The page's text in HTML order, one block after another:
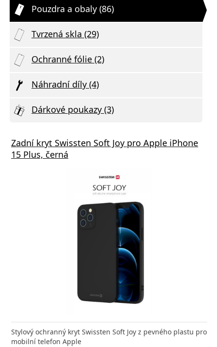
Pouzdra a obaly (86)
Tvrzená skla (29)
Ochranné fólie (2)
Náhradní díly (4)
Dárkové poukazy (3)
Zadní kryt Swissten Soft Joy pro Apple iPhone
15 Plus, černá
Stylový ochranný kryt Swissten Soft Joy z pevného plastu pro
mobilní telefon Apple